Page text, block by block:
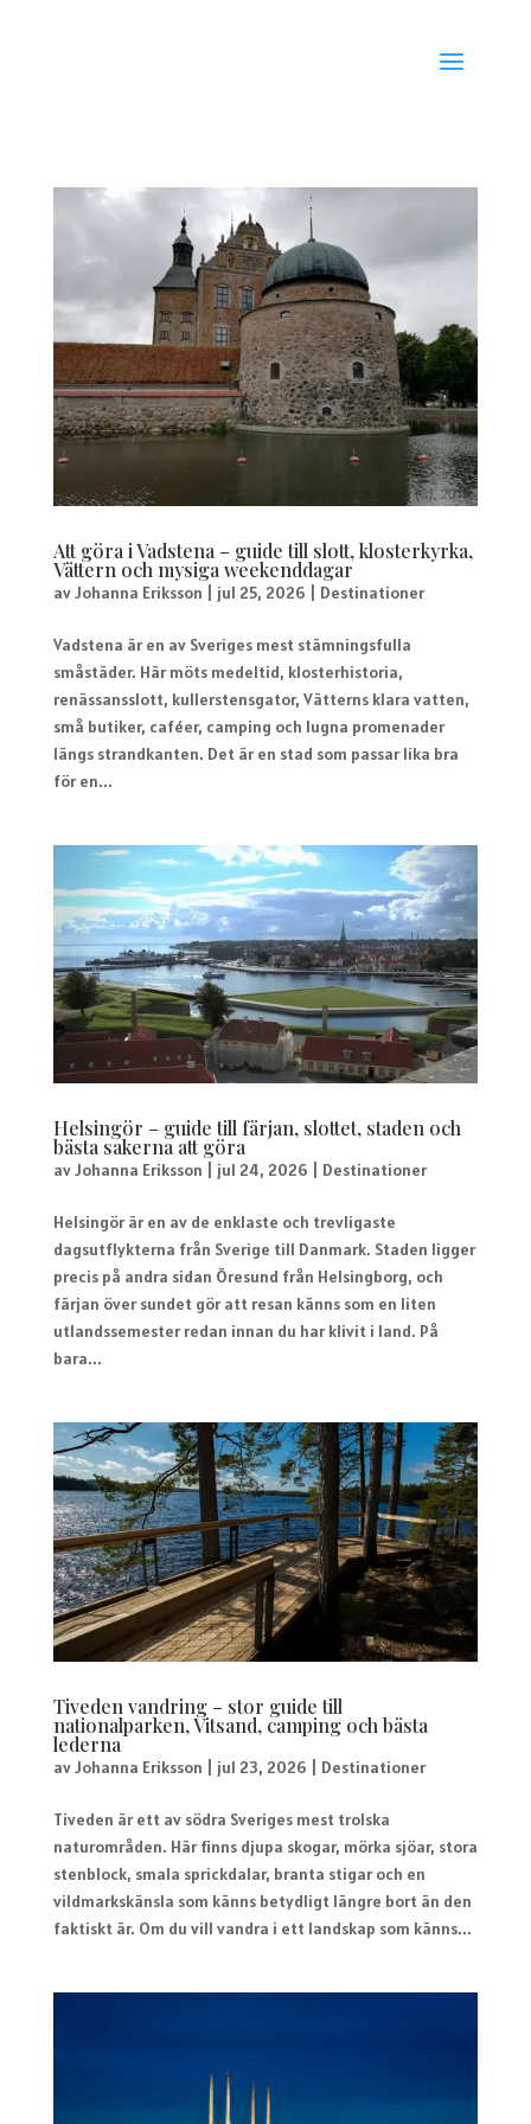
Att göra i Vadstena – guide till slott, klosterkyrka,
Vättern och mysiga weekenddagar
avJohanna Eriksson jul 25, 2026 Destinationer
Vadstena är en av Sveriges mest stämningsfulla
småstäder. Här möts medeltid, klosterhistoria,
renässansslott, kullerstensgator, Vätterns klara vatten,
små butiker, caféer, camping och lugna promenader
längs strandkanten. Det är en stad som passar lika bra
för en...
Helsingör – guide till färjan, slottet, staden och
bästa sakerna att göra
avJohanna Eriksson jul 24, 2026 Destinationer
Helsingör är en av de enklaste och trevligaste
dagsutflykterna från Sverige till Danmark. Staden ligger
precis på andra sidan Öresund från Helsingborg, och
färjan över sundet gör att resan känns som en liten
utlandssemester redan innan du har klivit i land. På
bara...
Tiveden vandring – stor guide till
nationalparken, Vitsand, camping och bästa
lederna
avJohanna Eriksson jul 23, 2026 Destinationer
Tiveden är ett av södra Sveriges mest trolska
naturområden. Här finns djupa skogar, mörka sjöar, stora
stenblock, smala sprickdalar, branta stigar och en
vildmarkskänsla som känns betydligt längre bort än den
faktiskt är. Om du vill vandra i ett landskap som känns...